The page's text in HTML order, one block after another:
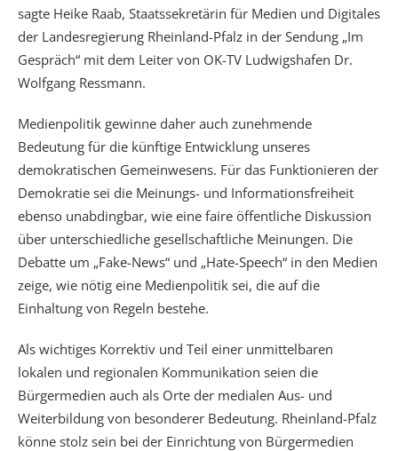
sagte Heike Raab, Staatssekretärin für Medien und Digitales
der Landesregierung Rheinland-Pfalz in der Sendung „Im
Gespräch“ mit dem Leiter von OK-TV Ludwigshafen Dr.
Wolfgang Ressmann.
Medienpolitik gewinne daher auch zunehmende
Bedeutung für die künftige Entwicklung unseres
demokratischen Gemeinwesens. Für das Funktionieren der
Demokratie sei die Meinungs- und Informationsfreiheit
ebenso unabdingbar, wie eine faire öffentliche Diskussion
über unterschiedliche gesellschaftliche Meinungen. Die
Debatte um „Fake-News“ und „Hate-Speech“ in den Medien
zeige, wie nötig eine Medienpolitik sei, die auf die
Einhaltung von Regeln bestehe.
Als wichtiges Korrektiv und Teil einer unmittelbaren
lokalen und regionalen Kommunikation seien die
Bürgermedien auch als Orte der medialen Aus- und
Weiterbildung von besonderer Bedeutung. Rheinland-Pfalz
könne stolz sein bei der Einrichtung von Bürgermedien